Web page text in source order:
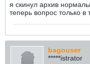
я скинул архив
теперь вопрос только в
bagouser
*****istrator